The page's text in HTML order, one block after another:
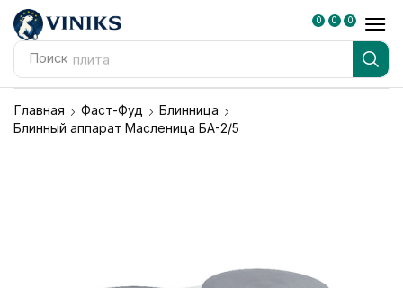
Поиск плита
0 0 0
Главная Фаст-Фуд
Блинница
Блинный аппарат Масленица БА-2/5